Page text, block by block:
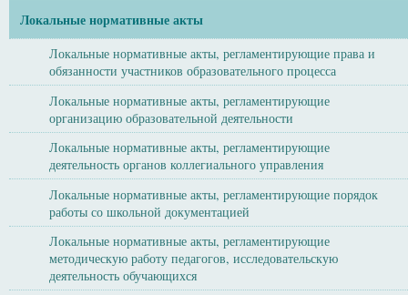
Локальные нормативные акты
Локальные нормативные акты, регламентирующие права и
обязанности участников образовательного процесса
Локальные нормативные акты, регламентирующие
организацию образовательной деятельности
Локальные нормативные акты, регламентирующие
деятельность органов коллегиального управления
Локальные нормативные акты, регламентирующие порядок
работы со школьной документацией
Локальные нормативные акты, регламентирующие
методическую работу педагогов, исследовательскую
деятельность обучающихся